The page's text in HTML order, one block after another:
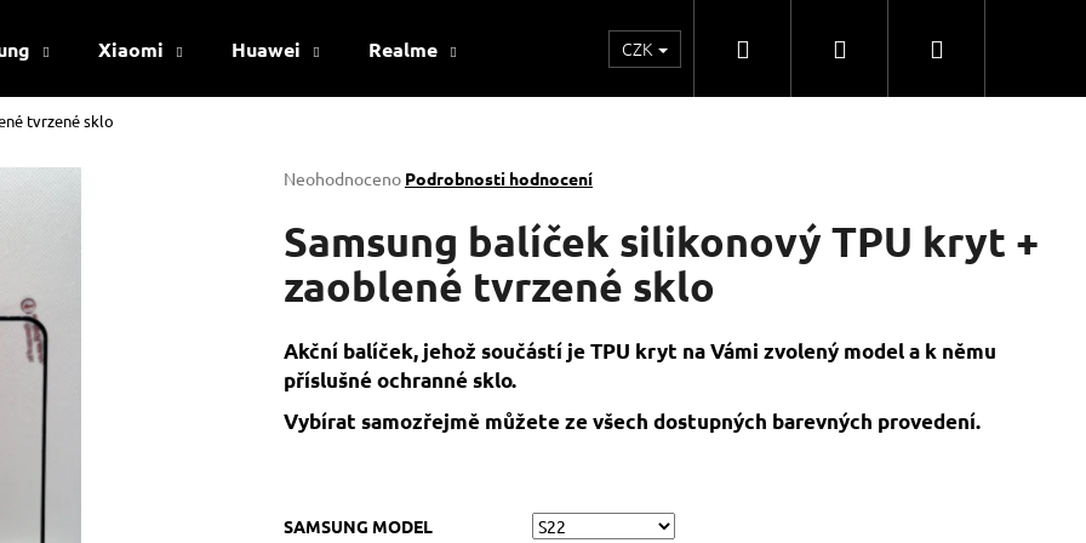
Xiaomi Huawei Realme Kontakty Obchodní spolupráce
CZK Hledat PřihlášeníNákupní
tvrzené sklo
Průměrné
produktu
je
z
hvězdiček.
Neohodnoceno Podrobnosti hodnocení
Samsung balíček silikonový TPU kryt +
zaoblené tvrzené sklo
Akční balíček, jehož součástí je TPU kryt na Vámi zvolený model a k němu
příslušné ochranné sklo.
Vybírat samozřejmě můžete ze všech dostupných barevných provedení.
SAMSUNG MODEL
Co potřebujete najít?